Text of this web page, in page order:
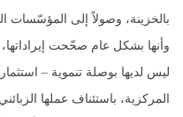
بالخزينة، وصولاً إلى المؤسّسات
وأنها بشكل عام صحّحت
ليس لديها بوصلة تنموية –
المركزية، باستئناف عملها